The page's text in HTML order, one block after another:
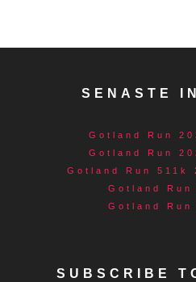
SENASTE
Gotland Run
Gotland Run
Gotland Run 511k
Gotland
Gotland
SUBSCRIBE